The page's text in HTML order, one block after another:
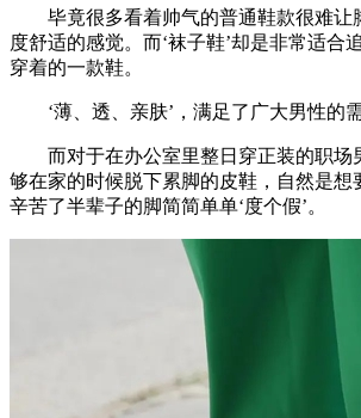
毕竟很多看着帅气的普通鞋款很难让
度舒适的感觉。而‘袜子鞋’却是非常适合
穿着的一款鞋。
‘薄、透、亲肤’，满足了广大男性的需
而对于在办公室里整日穿正装的职场
够在家的时候脱下累脚的皮鞋，自然是想
辛苦了半辈子的脚简简单单‘度个假’。